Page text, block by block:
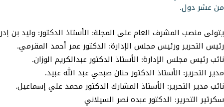
من عشر دول.
يتولى منصب المشرف العام على المجلة: الأستاذ الدكتور: وليد بن
رئيس التحرير ورئيس مجلس الإدارة: الدكتور عمر أحمد المقرمي.
نائب رئيس مجلس الإدارة: الأستاذ الدكتور عبدالكريم الوزان.
مدير التحرير: الأستاذ الدكتور حنان صبحي عبد الله عبيد.
نائب مدير التحرير: الأستاذ المشارك الدكتور محمد علي إسماعيل.
سكرتير التحرير: الدكتور عبده نصر السيلاني